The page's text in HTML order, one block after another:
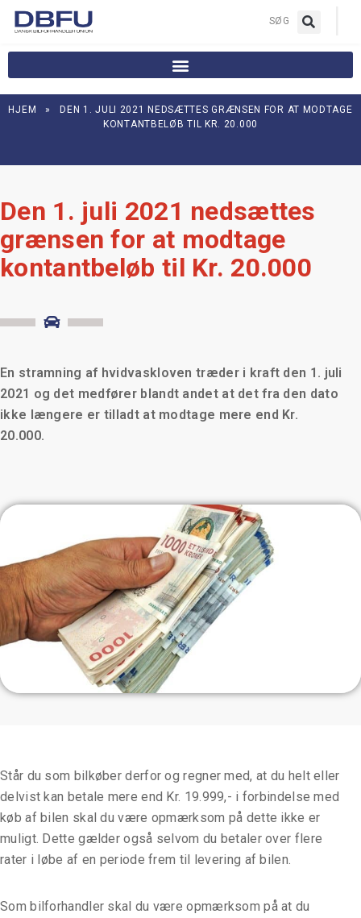
SØG
HJEM »
DEN 1. JULI 2021 NEDSÆTTES GRÆNSEN FOR AT MODTAGE
KONTANTBELØB TIL KR. 20.000
Den 1. juli 2021 nedsættes
grænsen for at modtage
kontantbeløb til Kr. 20.000
En stramning af hvidvaskloven træder i kraft den 1. juli
2021 og det medfører blandt andet at det fra den dato
ikke længere er tilladt at modtage mere end Kr.
20.000.
Står du som bilkøber derfor og regner med, at du helt eller
delvist kan betale mere end Kr. 19.999,- i forbindelse med
køb af bilen skal du være opmærksom på dette ikke er
muligt. Dette gælder også selvom du betaler over flere
rater i løbe af en periode frem til levering af bilen.
Som bilforhandler skal du være opmærksom på at du